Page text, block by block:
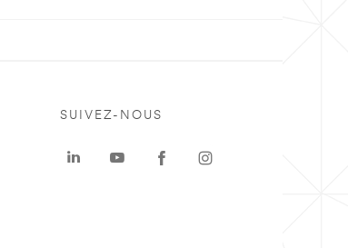
SUIVEZ-NOUS